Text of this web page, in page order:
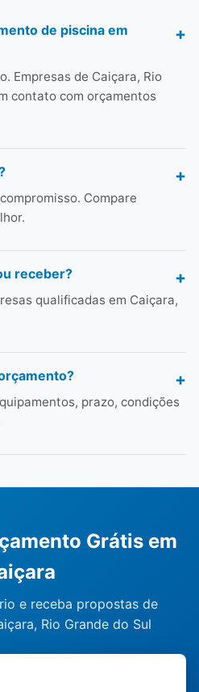
de piscina em
Empresas de Caiçara, Rio
contato com orçamentos
Compare
receber?
qualificadas em Caiçara,
prazo, condições
Grátis em
e receba propostas de
Rio Grande do Sul